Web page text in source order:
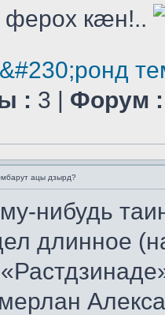
кæн!..
: 3 | Форум :
ацы дзырд?
нибудь
длинное